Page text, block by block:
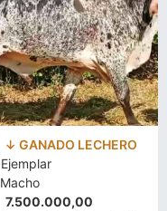
↓ GANADO LECHERO
Ejemplar
Macho
7.500.000,00